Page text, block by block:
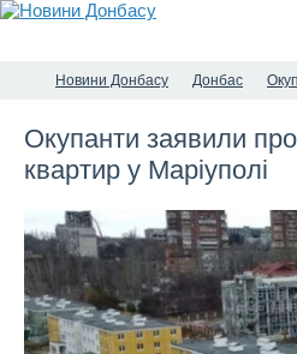
Новини Донбасу Донбас
Окупанти заявили
квартир у Маріуполі